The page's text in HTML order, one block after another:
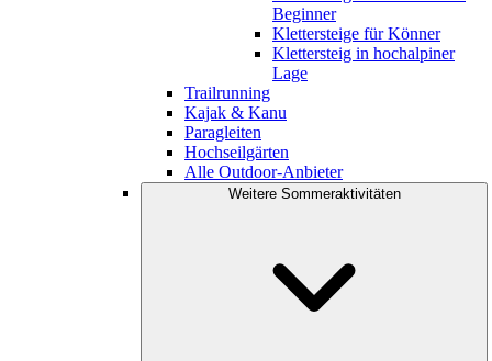
Beginner
Klettersteige für Könner
Klettersteig in hochalpiner
Lage
Trailrunning
Kajak & Kanu
Paragleiten
Hochseilgärten
Alle Outdoor-Anbieter
Weitere Sommeraktivitäten